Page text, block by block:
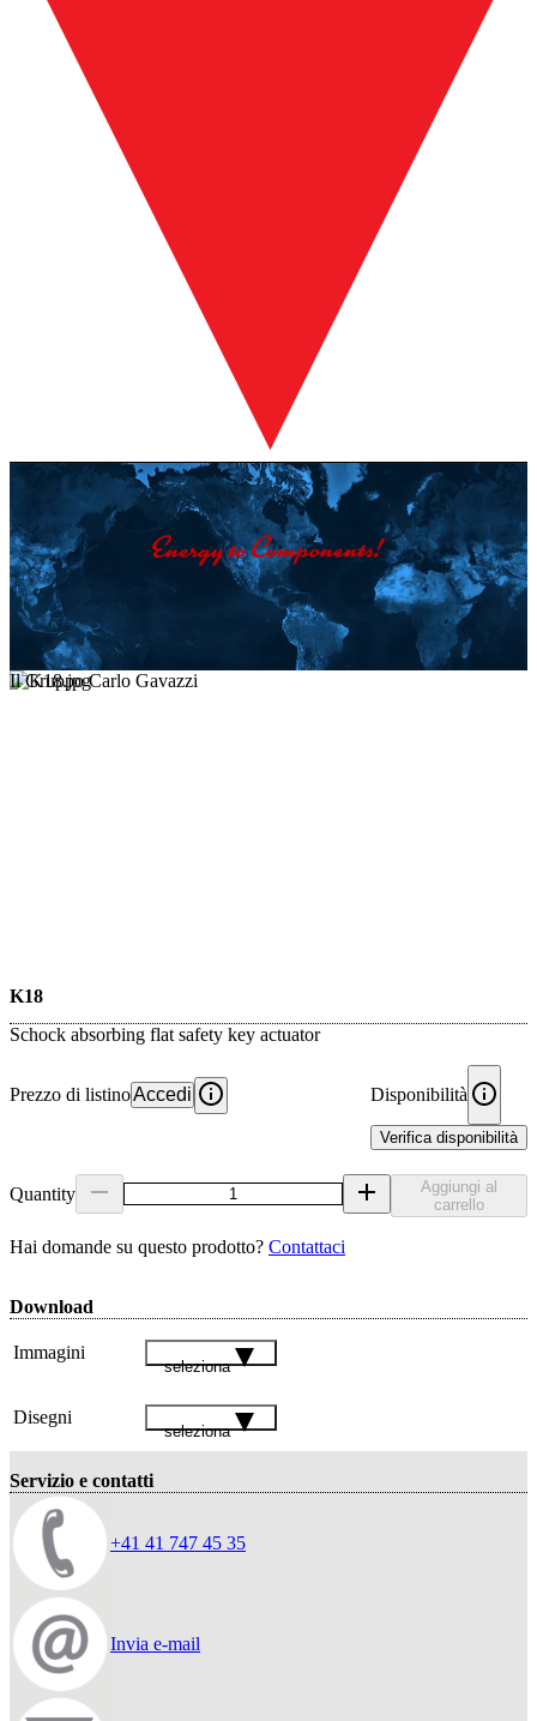
Il Gruppo Carlo Gavazzi
K18
Schock absorbing flat safety key actuator
Prezzo di listinoAccedi Disponibilità
Verifica disponibilità
Quantity
Aggiungi al
carrello
Hai domande su questo prodotto? Contattaci
Download
Immagini
seleziona
Disegni
seleziona
Servizio e contatti
+41 41 747 45 35
Invia e-mail